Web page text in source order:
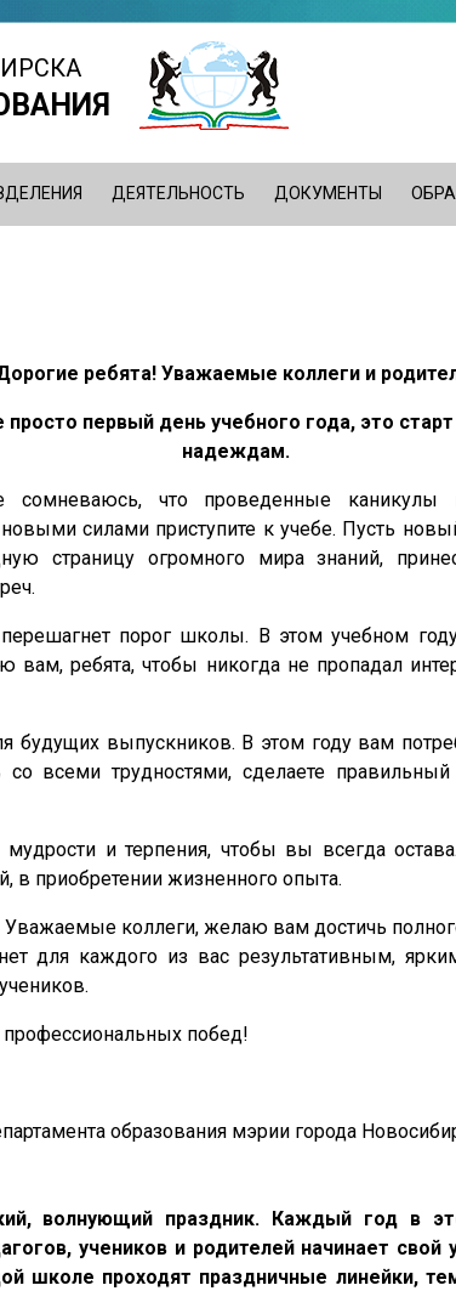
ДЕЯТЕЛЬНОСТЬ ДОКУМЕНТЫ
ребята! Уважаемые коллеги и
просто первый день учебного года, это
надеждам.
сомневаюсь, что проведенные каникулы
силами приступите к учебе. Пусть
страницу огромного мира знаний,
порог школы. В этом учебном
вам, ребята, чтобы никогда не пропадал
будущих выпускников. В этом году вам
всеми трудностями, сделаете
и терпения, чтобы вы всегда
приобретении жизненного опыта.
Уважаемые коллеги, желаю вам достичь
для каждого из вас результативным,
профессиональных побед!
образования мэрии города
волнующий праздник. Каждый год в
учеников и родителей начинает свой
школе проходят праздничные линейки,